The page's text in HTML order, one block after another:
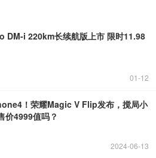
DM-i 220km长续航版上市 限时11.98
01-12
！荣耀Magic V Flip发布，搅局小
价4999值吗？
2024-06-13